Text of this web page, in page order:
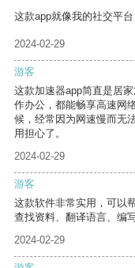
这款app就像我的社交平
2024-02-29
游客
这款加速器app简直是居
作办公，都能畅享高速网
候，经常因为网速慢而无
用担心了。
2024-02-29
游客
这款软件非常实用，可以
查找资料、翻译语言、编
2024-02-29